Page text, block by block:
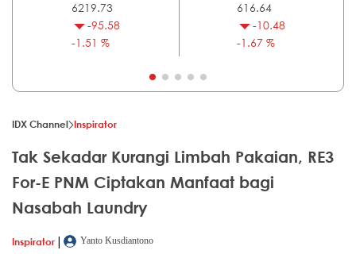
6219.73
-95.58
-1.51 %
616.64
-10.48
-1.67 %
IDX Channel Inspirator
Tak Sekadar Kurangi Limbah Pakaian, RE3
For-E PNM Ciptakan Manfaat bagi
Nasabah Laundry
Inspirator |
Yanto Kusdiantono